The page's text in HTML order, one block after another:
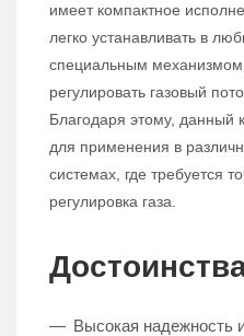
имеет компактное
легко устанавливать в
специальным
регулировать газовый
Благодаря этому, данный
для применения в
системах, где требуется
регулировка газа.
Высокая надежность